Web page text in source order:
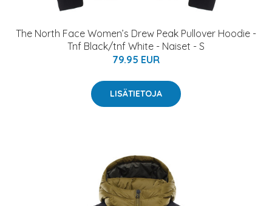
The North Face Women’s Drew Peak Pullover Hoodie -
Tnf Black/tnf White - Naiset - S
79.95 EUR
LISÄTIETOJA